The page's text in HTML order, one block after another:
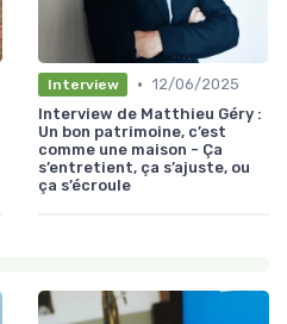
Interview • 12/06/2025
Interview de Matthieu Géry :
Un bon patrimoine, c’est
comme une maison - Ça
s’entretient, ça s’ajuste, ou
ça s’écroule